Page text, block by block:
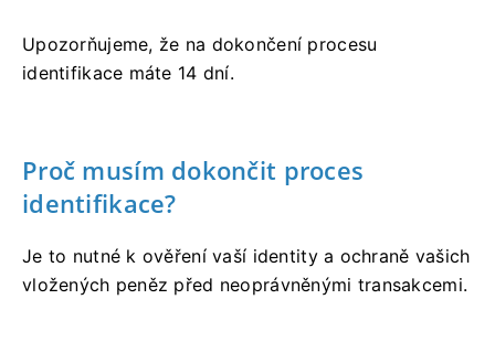
Upozorňujeme, že na dokončení procesu
identifikace máte 14 dní.
Proč musím dokončit proces
identifikace?
Je to nutné k ověření vaší identity a ochraně vašich
vložených peněz před neoprávněnými transakcemi.